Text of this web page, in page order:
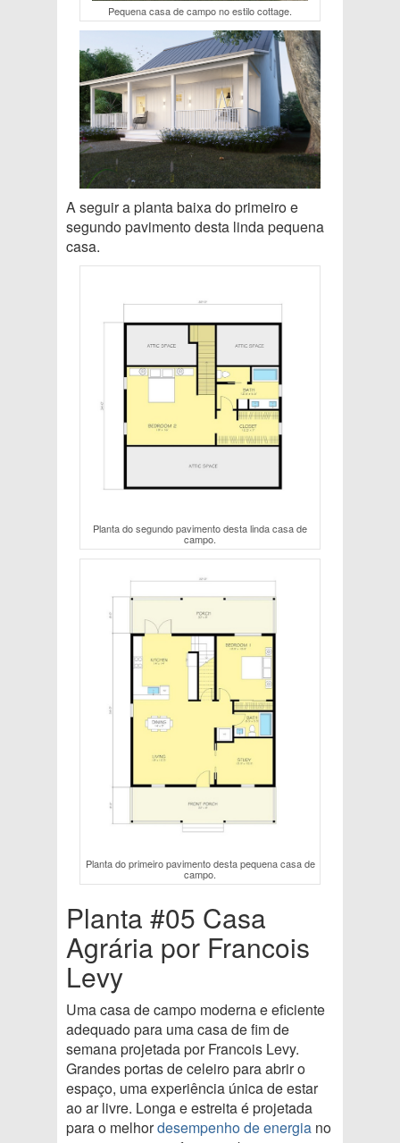
Pequena casa de campo no estilo cottage.
A seguir a planta baixa do primeiro e
segundo pavimento desta linda pequena
casa.
Planta do segundo pavimento desta linda casa de
campo.
Planta do primeiro pavimento desta pequena casa de
campo.
Planta #05 Casa
Agrária por Francois
Levy
Uma casa de campo moderna e eficiente
adequado para uma casa de fim de
semana projetada por Francois Levy.
Grandes portas de celeiro para abrir o
espaço, uma experiência única de estar
ao ar livre. Longa e estreita é projetada
para o melhordesempenho de energia no